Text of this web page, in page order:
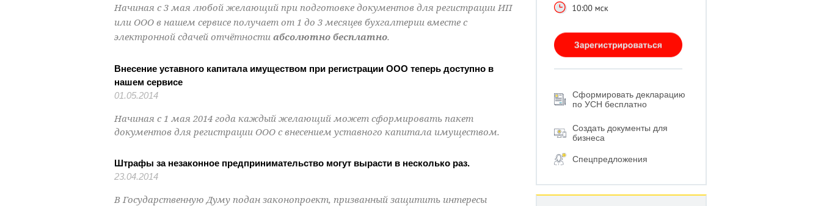
Начиная с 3 мая любой желающий при подготовке документов для регистрации ИП
или ООО в нашем сервисе получает от 1 до 3 месяцев бухгалтерии вместе с
электронной сдачей отчётности абсолютно бесплатно.
Внесение уставного капитала имуществом при регистрации ООО теперь доступно в
нашем сервисе
01.05.2014
Начиная с 1 мая 2014 года каждый желающий может сформировать пакет
документов для регистрации ООО с внесением уставного капитала имуществом.
Штрафы за незаконное предпринимательство могут вырасти в несколько раз.
23.04.2014
В Государственную Думу подан законопроект, призванный защитить интересы
Сформировать декларацию
по УСН бесплатно
Создать документы для
бизнеса
Спецпредложения